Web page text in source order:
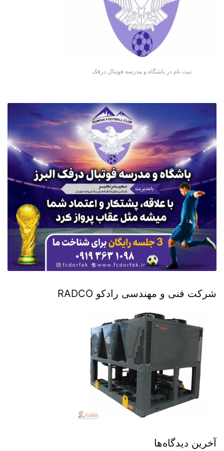
ثبت نام در باشگاه و مدرسه فوتبال درفک
شرکت فنی و مهندسی رادکو RADCO
آخرین دیدگاه‌ها